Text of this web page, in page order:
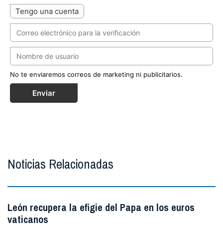
Tengo una cuenta
No te enviaremos correos de marketing ni publicitarios.
Enviar
Noticias Relacionadas
León recupera la efigie del Papa en los euros
vaticanos